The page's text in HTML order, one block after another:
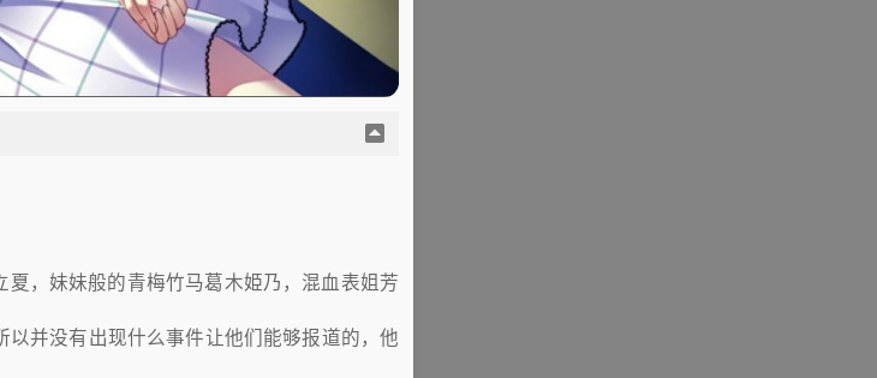
，妹妹般的青梅竹马葛木姫乃，混血表姐芳
并没有出现什么事件让他们能够报道的，他